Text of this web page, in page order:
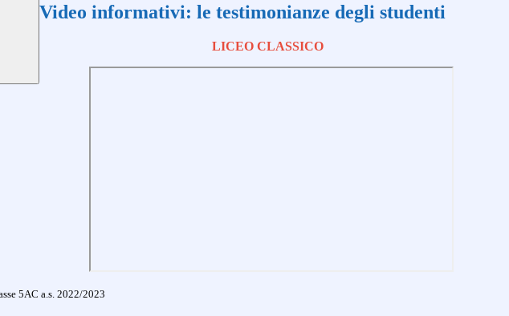
Video informativi: le testimonianze degli studenti
LICEO CLASSICO
5AC a.s. 2022/2023